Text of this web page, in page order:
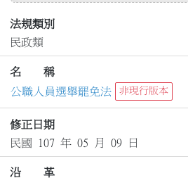
法規類別
民政類
名 稱
公職人員選舉罷免法
非現行版本
修正日期
民國 107 年 05 月 09 日
沿 革